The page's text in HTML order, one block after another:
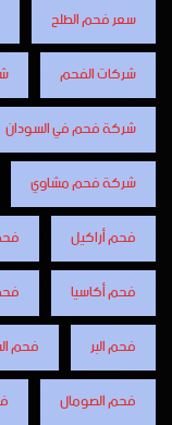
سعر فحم الطلح
شركات الفحم
شركة فحم في السودان
شركة فحم مشاوي
فحم أراكيل
فحم أكاسيا
فحم البر
فحم
فحم الصومال